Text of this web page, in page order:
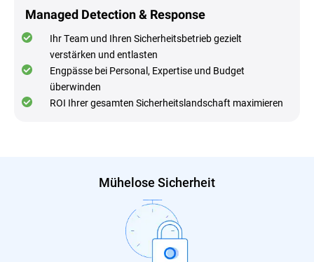
Managed Detection & Response
Ihr Team und Ihren Sicherheitsbetrieb gezielt
verstärken und entlasten
Engpässe bei Personal, Expertise und Budget
überwinden
ROI Ihrer gesamten Sicherheitslandschaft maximieren
Mühelose Sicherheit